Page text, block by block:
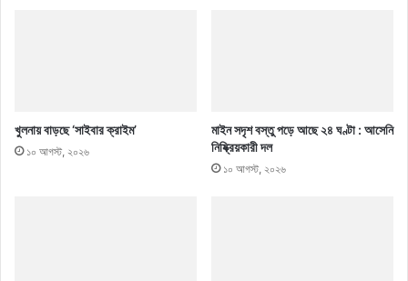
খুলনায় বাড়ছে ‘সাইবার ক্রাইম’
১০ আগস্ট, ২০২৬
মাইন সদৃশ বস্তু পড়ে আছে ২৪ ঘণ্টা : আসেনি
নিষ্ক্রিয়কারী দল
১০ আগস্ট, ২০২৬